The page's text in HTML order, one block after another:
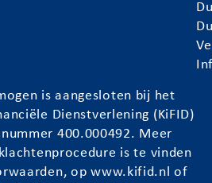
is aangesloten bij het
Dienstverlening (KiFID)
400.000492. Meer
is te vinden
opwww.kifid.nl of